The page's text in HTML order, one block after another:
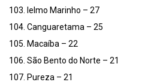
103. Ielmo Marinho – 27
104. Canguaretama – 25
105. Macaíba – 22
106. São Bento do Norte – 21
107. Pureza – 21